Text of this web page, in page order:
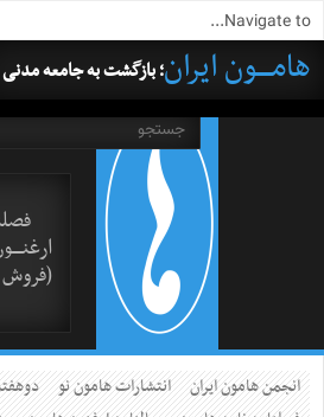
هامــــون ایران؛ بازگشت به جامعه مدنی
(فروش
انجمن هامون ایران انتشارات هامون نو